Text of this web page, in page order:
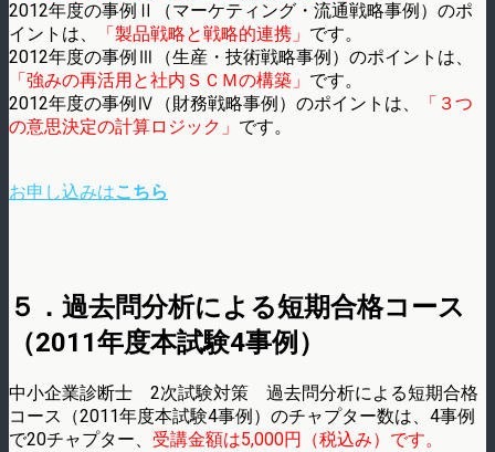
2012年度の事例Ⅱ（マーケティング・流通戦略事例）のポ
イントは、
「製品戦略と戦略的連携」 です。
2012年度の事例Ⅲ（生産・技術戦略事例）のポイントは、
「強みの再活用と社内ＳＣＭの構築」 です。
2012年度の事例Ⅳ（財務戦略事例）のポイントは、
「３つ
の意思決定の計算ロジック」 です。
お申し込みはこちら
５．過去問分析による短期合格コース
（2011年度本試験4事例）
中小企業診断士 2次試験対策 過去問分析による短期合格
コース（2011年度本試験4事例）のチャプター数は、4事例
で20チャプター、 受講金額は5,000円（税込み）です。